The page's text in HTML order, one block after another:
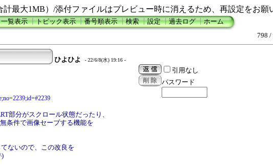
最大1MB）/添付ファイルはプレビュー時に消えるため、再設定をお願
一覧表示┃トピック表示┃番号順表示┃検索┃設定┃過去ログ┃ホーム
798 /
ひよひよ - 22/6/8(水) 19:16 -
部分がスクロール状態だったり、
条件で画像セーブする機能を
ないので、この改良を
引用なし
パスワード